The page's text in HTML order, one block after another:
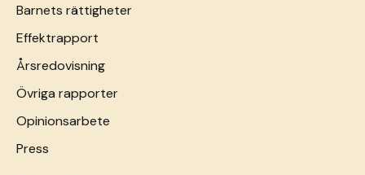
Barnets rättigheter
Effektrapport
Årsredovisning
Övriga rapporter
Opinionsarbete
Press